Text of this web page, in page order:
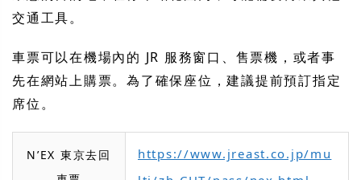
交通工具。
車票可以在機場內的 JR 服務窗口、售票機，或者事
先在網站上購票。為了確保座位，建議提前預訂指定
席位。
N’EX 東京去回
https://www.jreast.co.jp/mu